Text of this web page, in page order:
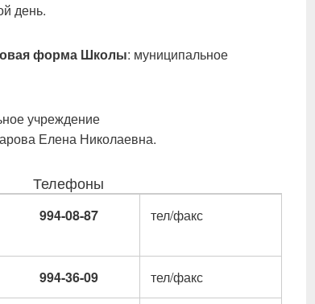
день.
форма Школы: муниципальное
учреждение
Елена Николаевна.
Телефоны
994-08-87 тел/факс
994-36-09 тел/факс